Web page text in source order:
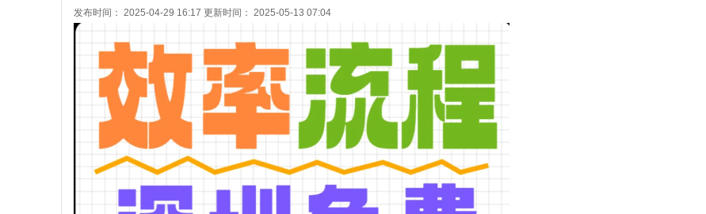
发布时间： 2025-04-29 16:17 更新时间： 2025-05-13 07:04